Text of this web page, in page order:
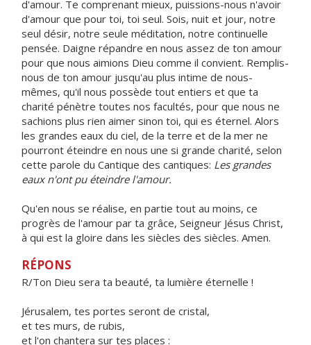
d'amour. Te comprenant mieux, puissions-nous n'avoir
d'amour que pour toi, toi seul. Sois, nuit et jour, notre
seul désir, notre seule méditation, notre continuelle
pensée. Daigne répandre en nous assez de ton amour
pour que nous aimions Dieu comme il convient. Remplis-
nous de ton amour jusqu'au plus intime de nous-
mêmes, qu'il nous possède tout entiers et que ta
charité pénètre toutes nos facultés, pour que nous ne
sachions plus rien aimer sinon toi, qui es éternel. Alors
les grandes eaux du ciel, de la terre et de la mer ne
pourront éteindre en nous une si grande charité, selon
cette parole du Cantique des cantiques: Les grandes
eaux n'ont pu éteindre l'amour.
Qu'en nous se réalise, en partie tout au moins, ce
progrès de l'amour par ta grâce, Seigneur Jésus Christ,
à qui est la gloire dans les siècles des siècles. Amen.
RÉPONS
R/Ton Dieu sera ta beauté, ta lumière éternelle !
Jérusalem, tes portes seront de cristal,
et tes murs, de rubis,
et l'on chantera sur tes places :